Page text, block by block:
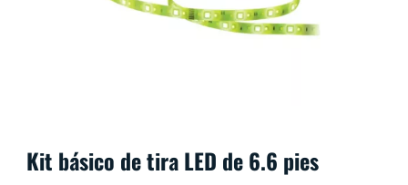
Kit básico de tira LED de 6.6 pies